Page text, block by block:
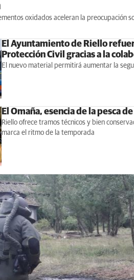
oxidados aceleran la preocupación
El Ayuntamiento de Riello
Protección Civil gracias a la
El nuevo material permitirá aumentar la
El Omaña, esencia de la pesca
Riello ofrece tramos técnicos y bien
marca el ritmo de la temporada